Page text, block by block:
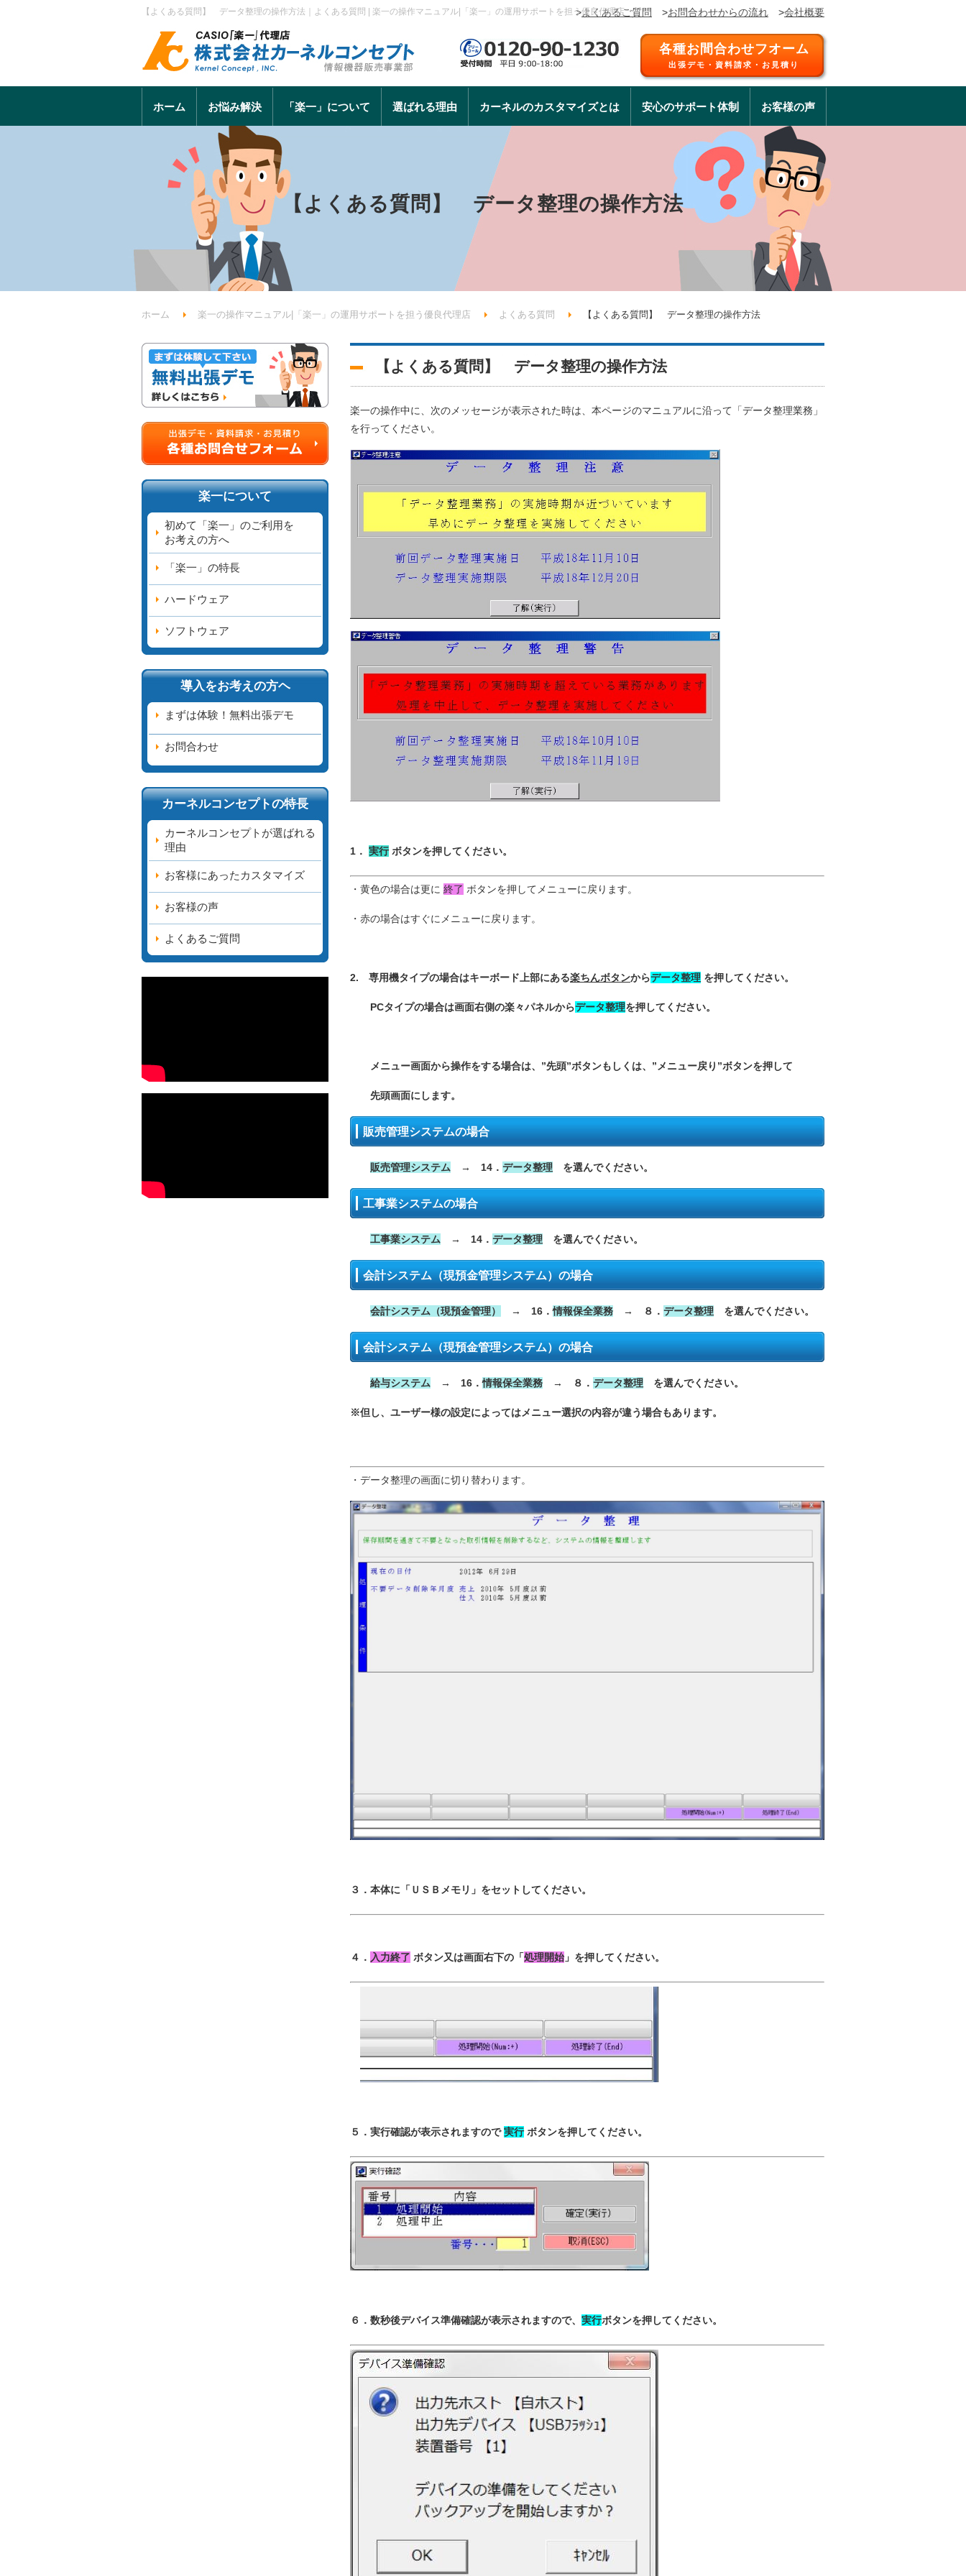
【よくある質問】 データ整理の操作方法｜よくある質問 | 楽一の操作マニュアル|「楽一」の運用サポートを担う優良代理店
>よくあるご質問 >お問合わせからの流れ >会社概要
各種お間合わせフオーム
出張デモ・資料請求・お見積り
ホーム お悩み解決 「楽一」について 選ばれる理由 カーネルのカスタマイズとは 安心のサポート体制 お客様の声
【よくある質問】 データ整理の操作方法
ホーム 楽一の操作マニュアル|「楽一」の運用サポートを担う優良代理店 よくある質問 【よくある質問】 データ整理の操作方法
【よくある質問】 データ整理の操作方法
楽一の操作中に、次のメッセージが表示された時は、本ページのマニュアルに沿って「データ整理業務」
を行ってください。
1． 実行ボタンを押してください。
・黄色の場合は更に 終了 ボタンを押してメニューに戻ります。
・赤の場合はすぐにメニューに戻ります。
2. 専用機タイプの場合はキーボード上部にある楽ちんボタンからデータ整理 を押してください。
PCタイプの場合は画面右側の楽々パネルからデータ整理を押してください。
メニュー画面から操作をする場合は、”先頭”ボタンもしくは、”メニュー戻り”ボタンを押して
先頭画面にします。
販売管理システムの場合
販売管理システム → 14． データ整理 を選んでください。
工事業システムの場合
工事業システム → 14． データ整理 を選んでください。
会計システム（現預金管理システム）の場合
会計システム（現預金管理） → 16．情報保全業務 → ８． データ整理 を選んでください。
会計システム（現預金管理システム）の場合
給与システム → 16．情報保全業務 → ８． データ整理 を選んでください。
※但し、ユーザー様の設定によってはメニュー選択の内容が違う場合もあります。
・データ整理の画面に切り替わります。
３．本体に「ＵＳＢメモリ」をセットしてください。
４． 入力終了 ボタン又は画面右下の「処理開始 」を押してください。
５．実行確認が表示されますので実行ボタンを押してください。
６．数秒後デバイス準備確認が表示されますので、 実行ボタンを押してください。
楽一について
初めて「楽一」のご利用を
お考えの方へ
「楽一」の特長
ハードウェア
ソフトウェア
導入をお考えの方ヘ
まずは体験！無料出張デモ
お問合わせ
カーネルコンセプトの特長
カーネルコンセプトが選ばれる
理由
お客様にあったカスタマイズ
お客様の声
よくあるご質問